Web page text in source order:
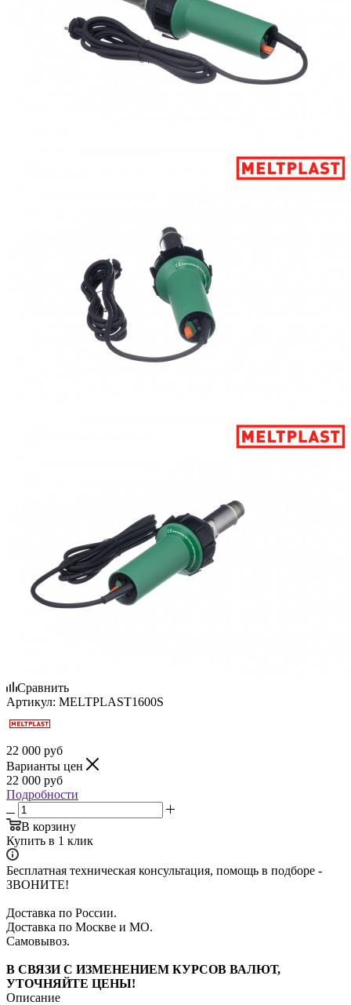
Сравнить
Артикул: MELTPLAST1600S
22 000 руб
Варианты цен
22 000 руб
Подробности
В корзину
Купить в 1 клик
Бесплатная техническая консультация, помощь в подборе -
ЗВОНИТЕ!
Доставка по России.
Доставка по Москве и МО.
Самовывоз.
В СВЯЗИ С ИЗМЕНЕНИЕМ КУРСОВ ВАЛЮТ,
УТОЧНЯЙТЕ ЦЕНЫ!
Описание